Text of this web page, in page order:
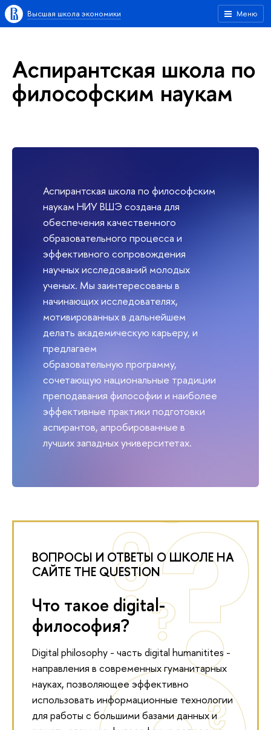
Меню
Высшая школа экономики
Аспирантская школа по
философским наукам
Аспирантская школа по философским
наукам НИУ ВШЭ создана для
обеспечения качественного
образовательного процесса и
эффективного сопровождения
научных исследований молодых
ученых. Мы заинтересованы в
начинающих исследователях,
мотивированных в дальнейшем
делать академическую карьеру, и
предлагаем
образовательную программу,
сочетающую национальные традиции
преподавания философии и наиболее
эффективные практики подготовки
аспирантов, апробированные в
лучших западных университетах.
ВОПРОСЫ И ОТВЕТЫ О ШКОЛЕ НА
САЙТЕ THE QUESTION
Что такое digital-
философия?
Digital philosophy - часть digital humanitites -
направления в современных гуманитарных
науках, позволяющее эффективно
использовать информационные технологии
для работы с большими базами данных и